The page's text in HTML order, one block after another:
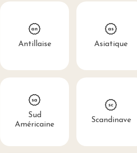
Antillaise Asiatique
Sud
Américaine
Scandinave